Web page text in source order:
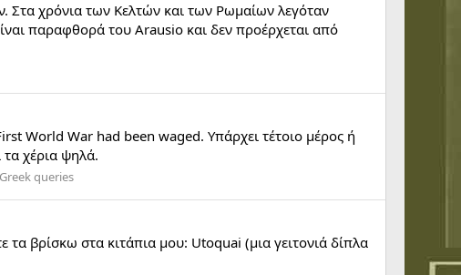
Στα χρόνια των Κελτών και των Ρωμαίων λεγόταν
παραφθορά του Arausio και δεν προέρχεται από
World War had been waged. Υπάρχει τέτοιο μέρος ή
χέρια ψηλά.
queries
βρίσκω στα κιτάπια μου: Utoquai (μια γειτονιά δίπλα